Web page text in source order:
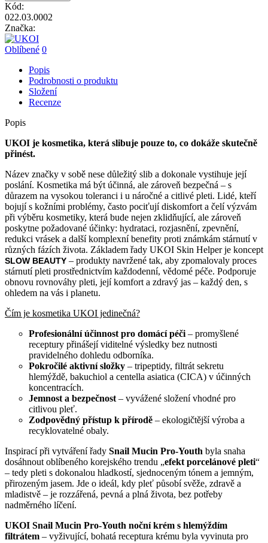
Kód:
022.03.0002
Značka:
Oblíbené 0
Popis
Podrobnosti o produktu
Složení
Recenze
Popis
UKOI je kosmetika, která slibuje pouze to, co dokáže skutečně
přinést.
Název značky v sobě nese důležitý slib a dokonale vystihuje její
poslání. Kosmetika má být účinná, ale zároveň bezpečná – s
důrazem na vysokou toleranci i u náročné a citlivé pleti. Lidé, kteří
bojují s kožními problémy, často pociťují diskomfort a čelí výzvám
při výběru kosmetiky, která bude nejen zklidňující, ale zároveň
poskytne požadované účinky: hydrataci, rozjasnění, zpevnění,
redukci vrásek a další komplexní benefity proti známkám stárnutí v
různých fázích života. Základem řady UKOI Skin Helper je koncept
SLOW BEAUTY – produkty navržené tak, aby zpomalovaly proces
stárnutí pleti prostřednictvím každodenní, vědomé péče. Podporuje
obnovu rovnováhy pleti, její komfort a zdravý jas – každý den, s
ohledem na vás i planetu.
Čím je kosmetika UKOI jedinečná?
Profesionální účinnost pro domácí péči – promyšlené
receptury přinášejí viditelné výsledky bez nutnosti
pravidelného dohledu odborníka.
Pokročilé aktivní složky – tripeptidy, filtrát sekretu
hlemýždě, bakuchiol a centella asiatica (CICA) v účinných
koncentracích.
Jemnost a bezpečnost – vyvážené složení vhodné pro
citlivou pleť.
Zodpovědný přístup k přírodě – ekologičtější výroba a
recyklovatelné obaly.
Inspirací při vytváření řady Snail Mucin Pro-Youth byla snaha
dosáhnout oblíbeného korejského trendu „efekt porcelánové pleti“
– tedy pleti s dokonalou hladkostí, sjednoceným tónem a jemným,
přirozeným jasem. Jde o ideál, kdy pleť působí svěže, zdravě a
mladistvě – je rozzářená, pevná a plná života, bez potřeby
nadměrného líčení.
UKOI Snail Mucin Pro-Youth noční krém s hlemýždím
filtrátem – vyživující, bohatá receptura krému byla vyvinuta pro